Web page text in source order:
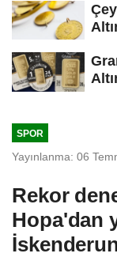
SPOR
Yayınlanma: 06
Rekor
Hopa'dan